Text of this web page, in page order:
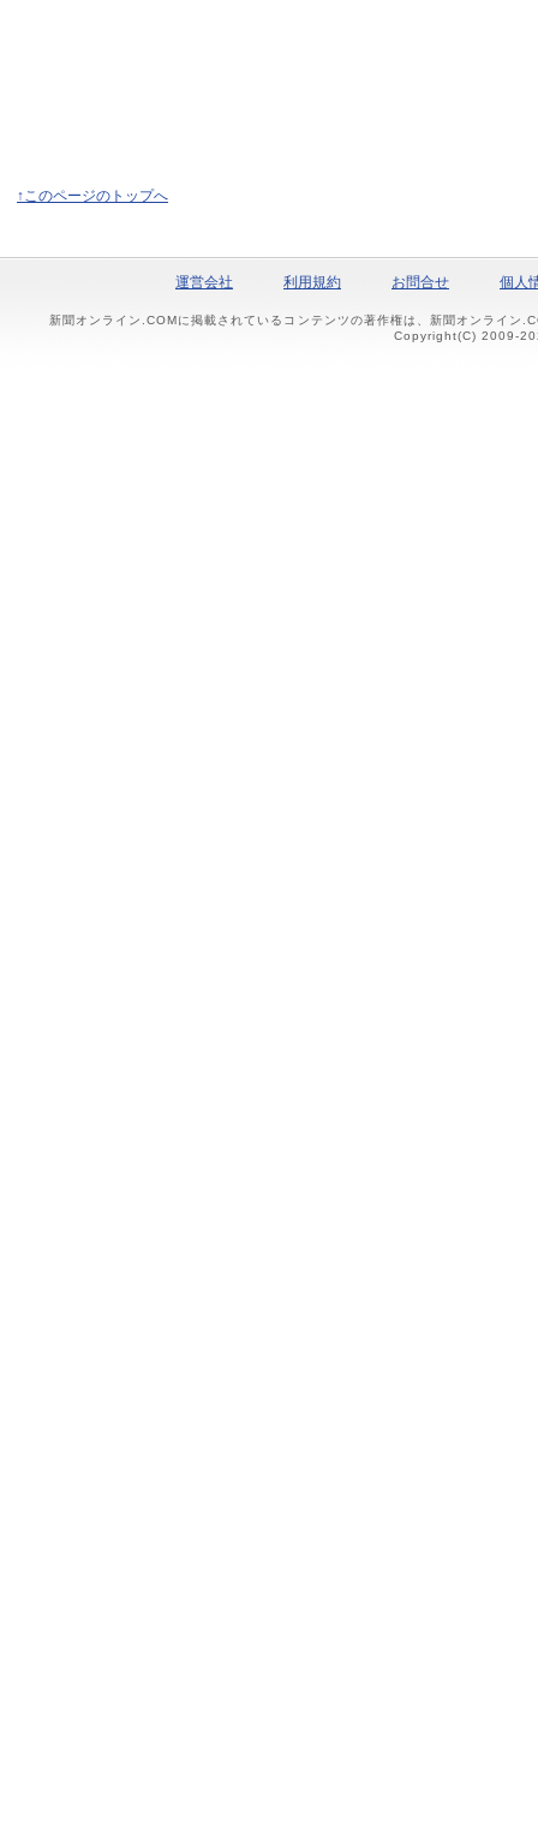
↑このページのトップへ
運営会社 利用規約 お問合せ 個人
新聞オンライン.COMに掲載されているコンテンツの著作権は、新聞オンライン
Copyright(C) 2009-